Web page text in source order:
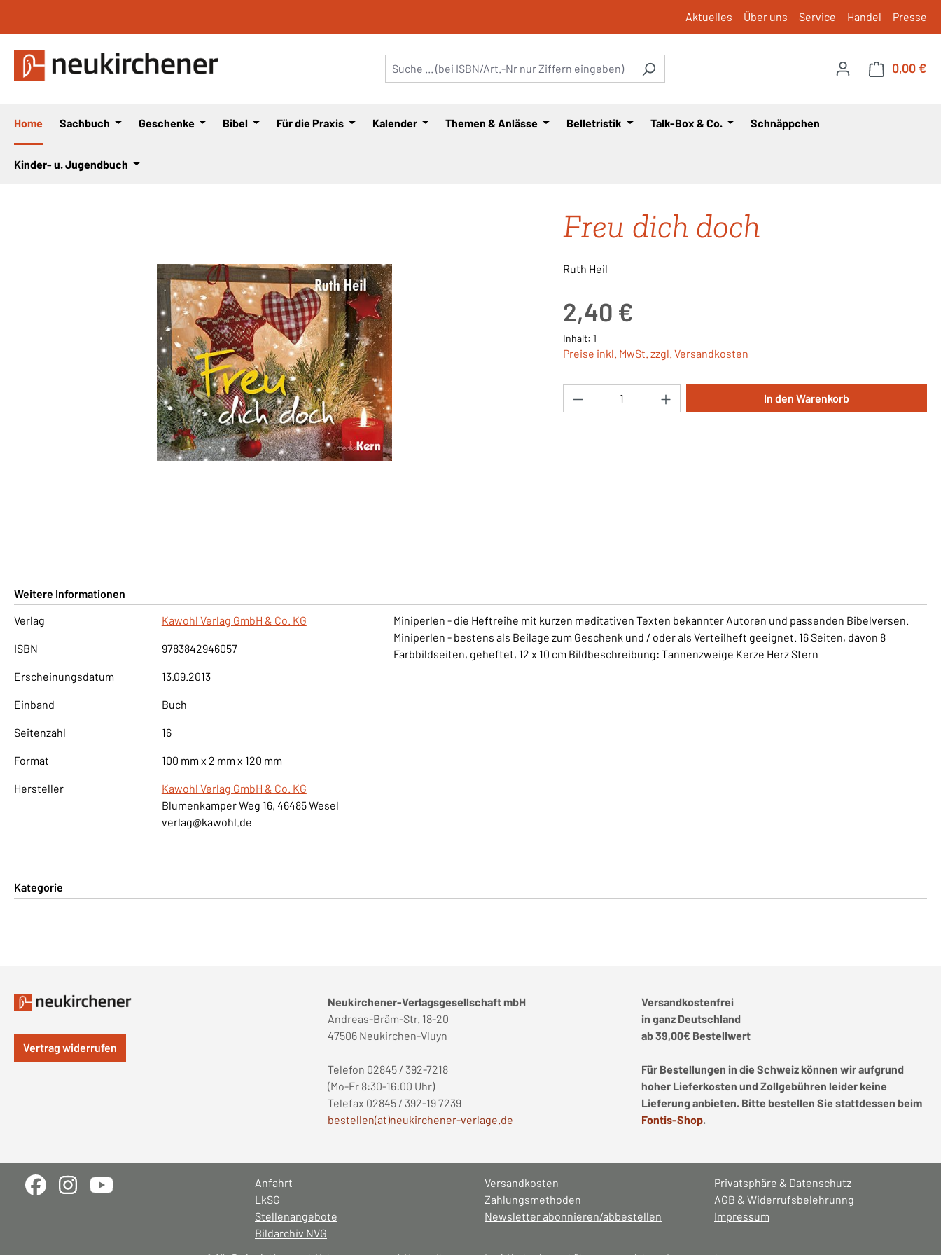
Aktuelles Über uns Service Handel Presse
0,00 €
Home Sachbuch Geschenke Bibel Für die Praxis Kalender Themen & Anlässe Belletristik Talk-Box & Co. Schnäppchen
Kinder- u. Jugendbuch
Freu dich doch
Ruth Heil
2,40 €
Inhalt: 1
Preise inkl. MwSt. zzgl. Versandkosten
Produkt Anzahl: Gib den gewünschten Wert ein
In den Warenkorb
Weitere Informationen
Verlag
Kawohl Verlag GmbH & Co. KG
ISBN 9783842946057
Erscheinungsdatum 13.09.2013
Einband Buch
Seitenzahl 16
Format 100 mm x 2 mm x 120 mm
Hersteller
Kawohl Verlag GmbH & Co. KG
Blumenkamper Weg 16, 46485 Wesel
verlag@kawohl.de
Miniperlen - die Heftreihe mit kurzen meditativen Texten bekannter Autoren und passenden Bibelversen.
Miniperlen - bestens als Beilage zum Geschenk und / oder als Verteilheft geeignet. 16 Seiten, davon 8
Farbbildseiten, geheftet, 12 x 10 cm Bildbeschreibung: Tannenzweige Kerze Herz Stern
Kategorie
Vertrag widerrufen
Neukirchener-Verlagsgesellschaft mbH
Andreas-Bräm-Str. 18-20
47506 Neukirchen-Vluyn
Telefon 02845 / 392-7218
(Mo-Fr 8:30-16:00 Uhr)
Telefax 02845 / 392-19 7239
bestellen(at)neukirchener-verlage.de
Versandkostenfrei
in ganz Deutschland
ab 39,00€ Bestellwert
Für Bestellungen in die Schweiz können wir aufgrund
hoher Lieferkosten und Zollgebühren leider keine
Lieferung anbieten. Bitte bestellen Sie stattdessen beim
Fontis-Shop.
Anfahrt
LkSG
Stellenangebote
Versandkosten
Zahlungsmethoden
Newsletter abonnieren/abbestellen
Privatsphäre & Datenschutz
AGB & Widerrufsbelehrunng
Impressum
Bildarchiv NVG